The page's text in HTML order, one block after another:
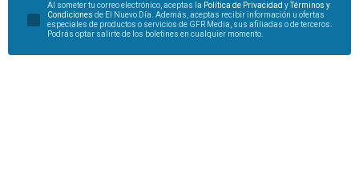
Al someter tu correo electrónico, aceptas la Política de Privacidad yTérminos y
Condiciones de El Nuevo Día. Además, aceptas recibir información u ofertas
especiales de productos o servicios de GFR Media, sus afiliadas o de terceros.
Podrás optar salirte de los boletines en cualquier momento.